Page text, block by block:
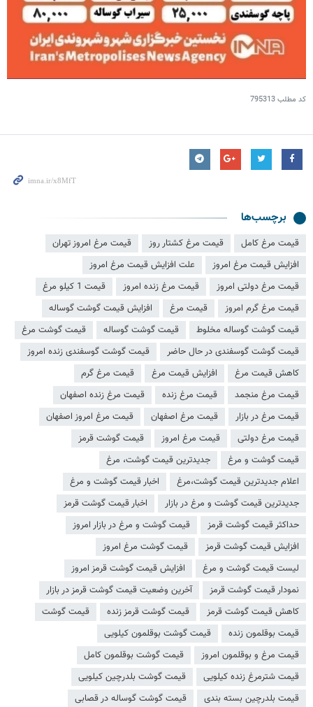
کد مطلب795313
برچسب‌ها
قیمت مرغ کامل قیمت مرغ کشتار روز
قیمت مرغ امروز تهران
افزایش قیمت مرغ امروز
علت افزایش قیمت مرغ امروز
قیمت مرغ دولتی امروز
قیمت مرغ زنده امروز
قیمت 1 کیلو مرغ
قیمت مرغ گرم امروز
قیمت مرغ
افزایش قیمت گوشت گوساله
قیمت گوشت گوساله مخلوط
قیمت گوشت گوساله
قیمت گوشت مرغ
قیمت گوشت گوسفندی در حال حاضر
قیمت گوشت گوسفندی زنده امروز
کاهش قیمت مرغ
افزایش قیمت مرغ
قیمت مرغ گرم
قیمت مرغ منجمد
قیمت مرغ زنده
قیمت مرغ زنده اصفهان
قیمت مرغ در بازار
قیمت مرغ اصفهان
قیمت مرغ امروز اصفهان
قیمت مرغ دولتی
قیمت مرغ امروز
قیمت گوشت قرمز
قیمت گوشت و مرغ
جدیدترین قیمت گوشت، مرغ
اعلام جدیدترین قیمت گوشت،مرغ
اخبار قیمت گوشت و مرغ
جدیدترین قیمت گوشت و مرغ در بازار
اخبار قیمت گوشت قرمز
حداکثر قیمت گوشت قرمز
قیمت گوشت و مرغ در بازار امروز
افزایش قیمت گوشت قرمز
قیمت گوشت مرغ امروز
لیست قیمت گوشت و مرغ
افزایش قیمت گوشت قرمز امروز
نمودار قیمت گوشت قرمز
آخرین وضعیت قیمت گوشت قرمز در بازار
کاهش قیمت گوشت قرمز
قیمت گوشت قرمز زنده
قیمت گوشت
قیمت بوقلمون زنده
قیمت گوشت بوقلمون کیلویی
قیمت مرغ و بوقلمون امروز
قیمت گوشت بوقلمون کامل
قیمت شترمرغ زنده کیلویی
قیمت گوشت بلدرچین کیلویی
قیمت بلدرچین بسته بندی
قیمت گوشت گوساله در قصابی